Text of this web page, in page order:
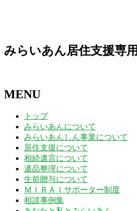
みらいあん居住支援専用
MENU
トップ
みらいあんについて
みらいあんしん事業について
居住支援について
相続遺言について
遺品整理について
生前贈与について
ＭＩＲＡＩサポーター制度
相談事例集